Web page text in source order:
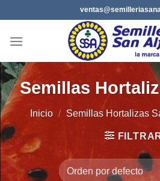
al
contenido
Semillas
Inicio / Semillas Hortalizas